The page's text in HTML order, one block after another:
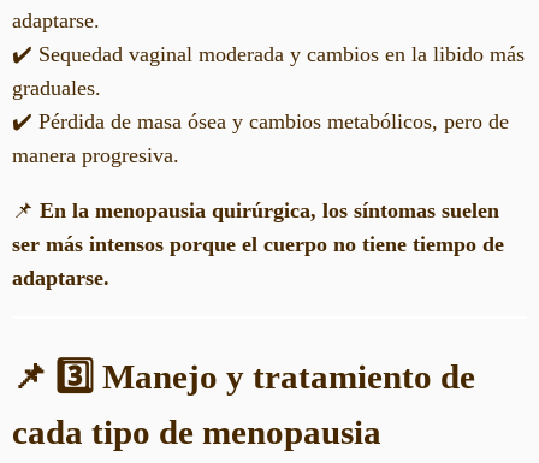
adaptarse.
✔️ Sequedad vaginal moderada y cambios en la libido más
graduales.
✔️ Pérdida de masa ósea y cambios metabólicos, pero de
manera progresiva.
📌 En la menopausia quirúrgica, los síntomas suelen
ser más intensos porque el cuerpo no tiene tiempo de
adaptarse.
📌 3️⃣ Manejo y tratamiento de
cada tipo de menopausia